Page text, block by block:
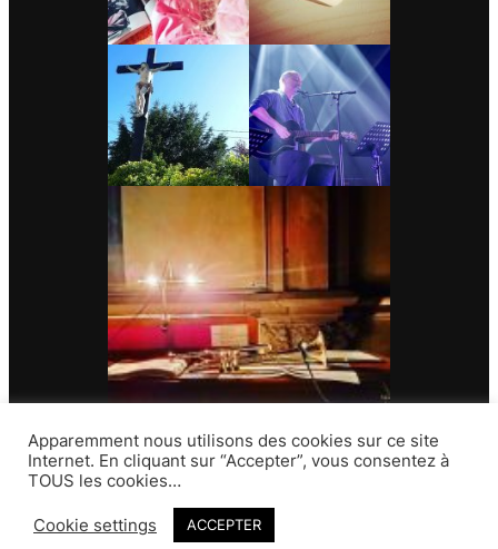
Contact
Apparemment nous utilisons des cookies sur ce site
Internet. En cliquant sur “Accepter”, vous consentez à
TOUS les cookies…
Cookie settings ACCEPTER